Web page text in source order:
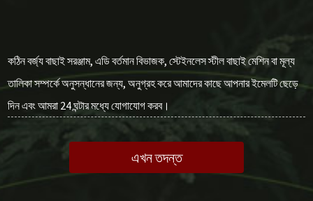
কঠিন বর্জ্য বাছাই সরঞ্জাম, এডি বর্তমান বিভাজক, স্টেইনলেস স্টীল বাছাই মেশিন বা মূল্য
তালিকা সম্পর্কে অনুসন্ধানের জন্য, অনুগ্রহ করে আমাদের কাছে আপনার ইমেলটি ছেড়ে
দিন এবং আমরা 24 ঘন্টার মধ্যে যোগাযোগ করব।
এখন তদন্ত